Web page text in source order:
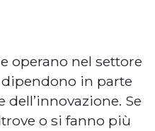
operano nel settore
in parte
dell’innovazione. Se
o si fanno più